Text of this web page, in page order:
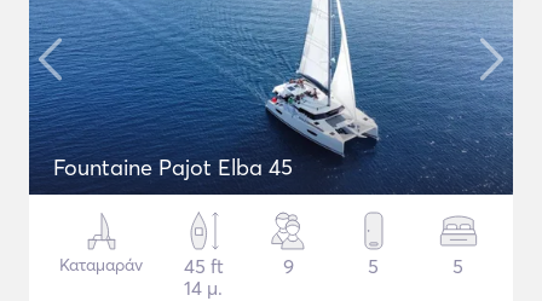
Fountaine Pajot Elba 45
Καταμαράν
45 ft
14 μ.
9 5 5